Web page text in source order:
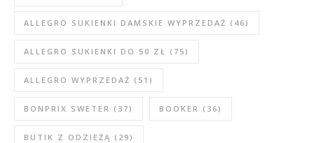
ALLEGRO SUKIENKI DAMSKIE WYPRZEDAŻ (46)
ALLEGRO SUKIENKI DO 50 ZŁ (75)
ALLEGRO WYPRZEDAŻ (51)
BONPRIX SWETER (37) BOOKER (36)
BUTIK Z ODZIEŻĄ (29)